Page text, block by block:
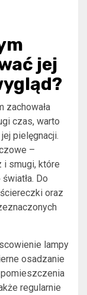
jej
zachowała
czas, warto
pielęgnacji.
–
i smugi, które
Do
oraz
lampy
osadzanie
pomieszczenia
regularnie